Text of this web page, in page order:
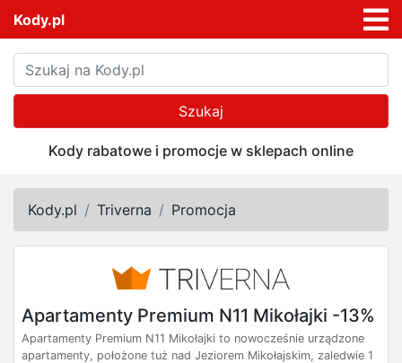
Kody.pl
Szukaj
Kody rabatowe i promocje w sklepach online
Kody.pl Triverna Promocja
Apartamenty Premium N11 Mikołajki -13%
Apartamenty Premium N11 Mikołajki to nowocześnie urządzone
apartamenty, położone tuż nad Jeziorem Mikołajskim, zaledwie 1